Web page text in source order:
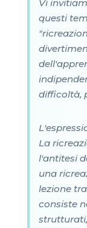
Vi
questi
difficoltà,
La
l'antitesi
una
lezione
consiste